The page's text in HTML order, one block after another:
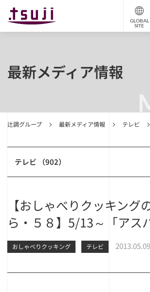
GLOBAL
SITE
辻調グループ 最新メディア情報 テレビ
最新メディア情報
テレビ （902）
【おしゃべりクッキング
ら・５８】5/13～「アス
おしゃべりクッキング テレビ 2013.05.09